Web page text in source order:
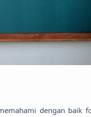
dengan baik